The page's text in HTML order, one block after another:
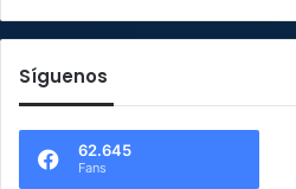
Síguenos
62.645
Fans